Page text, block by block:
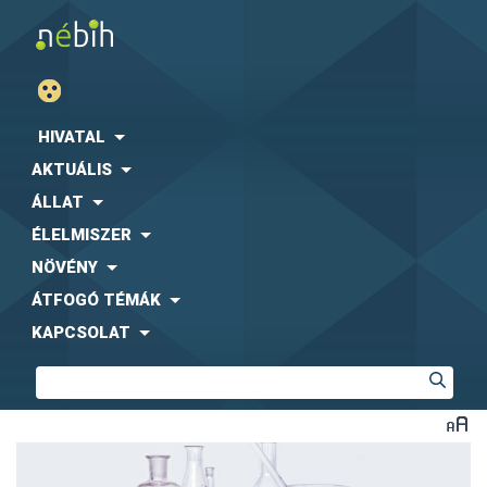
HIVATAL
AKTUÁLIS
ÁLLAT
ÉLELMISZER
NÖVÉNY
ÁTFOGÓ TÉMÁK
KAPCSOLAT